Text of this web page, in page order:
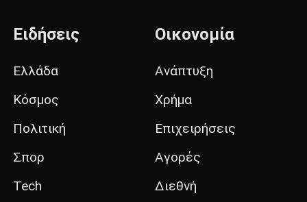
Ειδήσεις
Ελλάδα
Κόσμος
Πολιτική
Σπορ
Tech
Οικονομία
Ανάπτυξη
Χρήμα
Επιχειρήσεις
Αγορές
Διεθνή